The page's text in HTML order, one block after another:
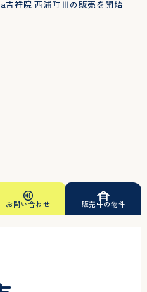
吉祥院 西浦町Ⅲの販売を開始
お問い合わせ 販売中の物件